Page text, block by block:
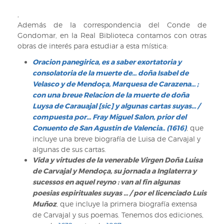
61v-
62v
Además de la correspondencia del Conde de
Gondomar, en la Real Biblioteca contamos con otras
obras de interés para estudiar a esta mística:
Oracion panegirica, es a saber exortatoria y
consolatoria de la muerte de... doña Isabel de
Velasco y de Mendoça, Marquesa de Carazena... ;
con una breue Relacion de la muerte de doña
Luysa de Carauajal [sic] y algunas cartas suyas... /
compuesta por... Fray Miguel Salon, prior del
Conuento de San Agustin de Valencia.. (1616), que
incluye una breve biografía de Luisa de Carvajal y
algunas de sus cartas.
Vida y virtudes de la venerable Virgen Doña Luisa
de Carvajal y Mendoça, su jornada a Inglaterra y
sucessos en aquel reyno : van al fin algunas
poesias espirituales suyas ... / por el licenciado Luis
Muñoz, que incluye la primera biografía extensa
de Carvajal y sus poemas. Tenemos dos ediciones,